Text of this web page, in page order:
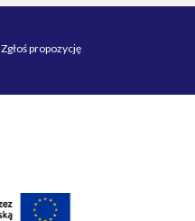
Zgłoś propozycję